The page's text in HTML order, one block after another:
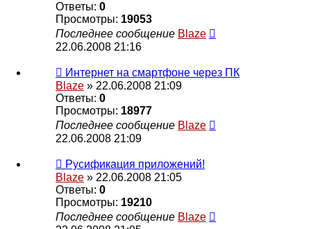
Ответы: 0
Просмотры: 19053
Последнее сообщение Blaze
22.06.2008 21:16
Интернет на смартфоне через ПК
Blaze » 22.06.2008 21:09
Ответы: 0
Просмотры: 18977
Последнее сообщение Blaze
22.06.2008 21:09
Русификация приложений!
Blaze » 22.06.2008 21:05
Ответы: 0
Просмотры: 19210
Последнее сообщение Blaze